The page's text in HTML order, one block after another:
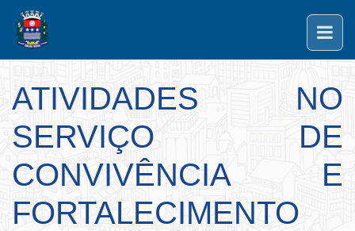
ATIVIDADES NO
SERVIÇO DE
CONVIVÊNCIA E
FORTALECIMENTO